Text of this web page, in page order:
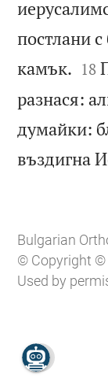
постлани
камък. 

18
разнася:
думайки:
въздигна
Bulgarian
© Copyright ©
Used by